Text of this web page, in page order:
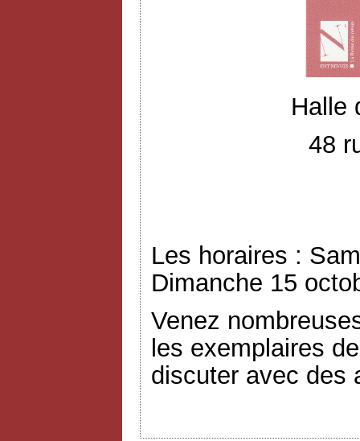
Halle
48
Les horaires :
Dimanche 15
Venez
les exemplaires
discuter avec des